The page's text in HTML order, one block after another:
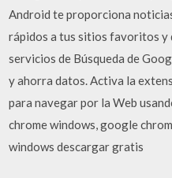
Android te proporciona
rápidos a tus sitios favoritos y
servicios de Búsqueda de
y ahorra datos. Activa la
para navegar por la Web
chrome windows, google
windows descargar gratis